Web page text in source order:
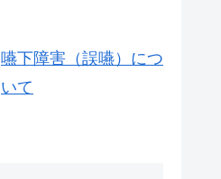
嚥下障害（誤嚥）につ
いて